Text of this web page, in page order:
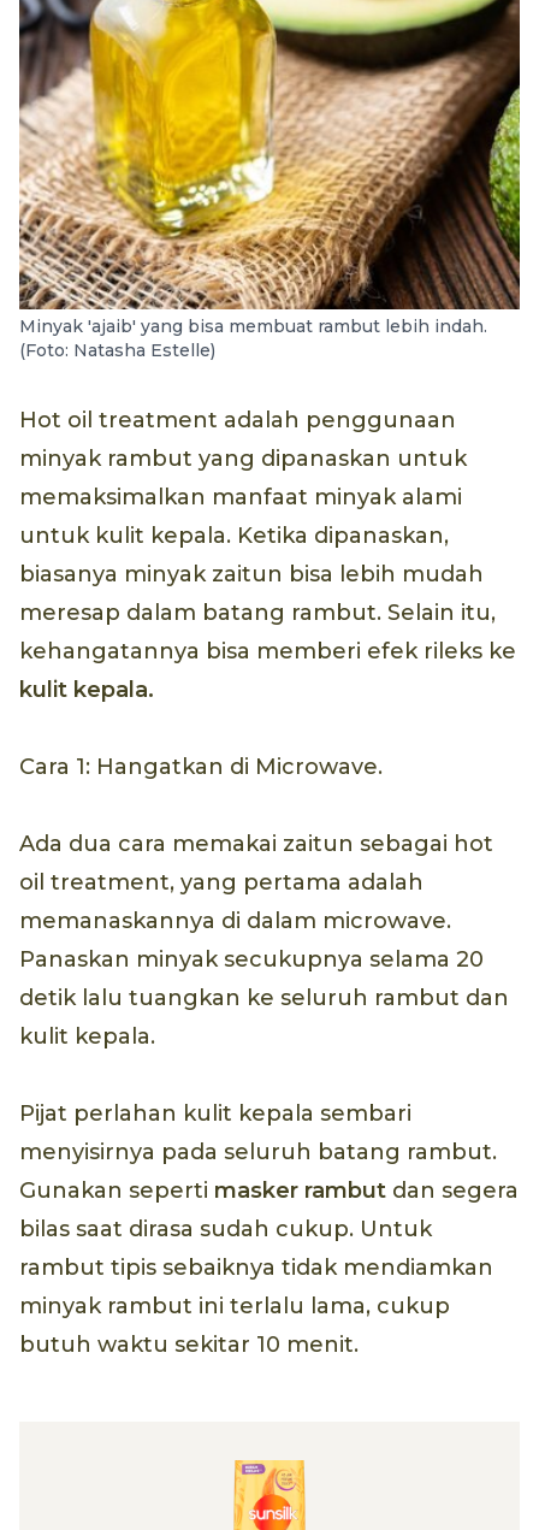
Minyak 'ajaib' yang bisa membuat rambut lebih indah.
(Foto: Natasha Estelle)
Hot oil treatment adalah penggunaan
minyak rambut yang dipanaskan untuk
memaksimalkan manfaat minyak alami
untuk kulit kepala. Ketika dipanaskan,
biasanya minyak zaitun bisa lebih mudah
meresap dalam batang rambut. Selain itu,
kehangatannya bisa memberi efek rileks ke
kulit kepala.
Cara 1: Hangatkan di Microwave.
Ada dua cara memakai zaitun sebagai hot
oil treatment, yang pertama adalah
memanaskannya di dalam microwave.
Panaskan minyak secukupnya selama 20
detik lalu tuangkan ke seluruh rambut dan
kulit kepala.
Pijat perlahan kulit kepala sembari
menyisirnya pada seluruh batang rambut.
Gunakan seperti masker rambut dan segera
bilas saat dirasa sudah cukup. Untuk
rambut tipis sebaiknya tidak mendiamkan
minyak rambut ini terlalu lama, cukup
butuh waktu sekitar 10 menit.